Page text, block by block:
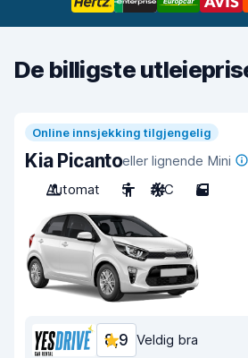
De billigste
Online innsjekking tilgjengelig
Kia Picantoeller lignende Mini
Automat
5 A/C 5
8,9 Veldig bra